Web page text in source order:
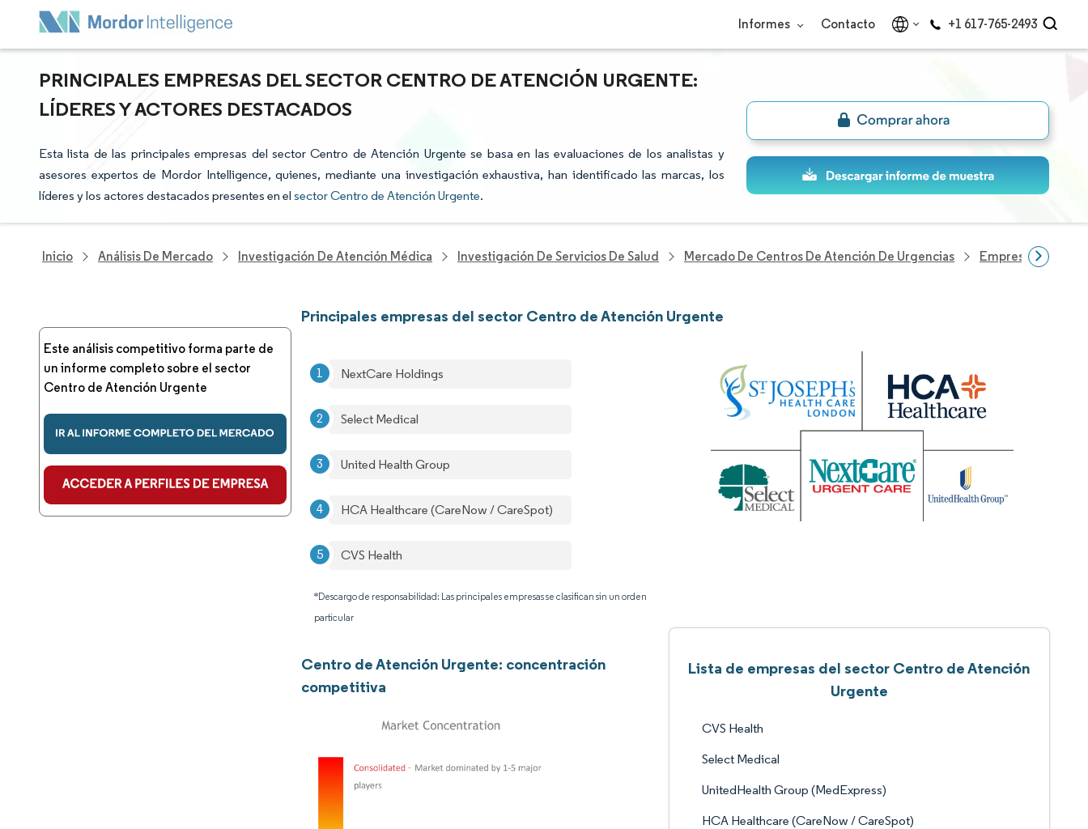
Informes Contacto +1 617-765-2493
PRINCIPALES EMPRESAS DEL SECTOR CENTRO DE ATENCIÓN URGENTE:
LÍDERES Y ACTORES DESTACADOS
Esta lista de las principales empresas del sector Centro de Atención Urgente se basa en las evaluaciones de los analistas y
asesores expertos de Mordor Intelligence, quienes, mediante una investigación exhaustiva, han identificado las marcas, los
líderes y los actores destacados presentes en el sector Centro de Atención Urgente.
Inicio Análisis De Mercado Investigación De Atención Médica Investigación De Servicios De Salud Mercado De Centros De Atención De Urgencias Empresas Del
Este análisis competitivo forma parte de
un informe completo sobre el sector
Centro de Atención Urgente
Principales empresas del sector Centro de Atención Urgente
NextCare Holdings
Select Medical
United Health Group
HCA Healthcare (CareNow / CareSpot)
CVS Health
*Descargo de responsabilidad: Las principales empresas se clasifican sin un orden
particular
Centro de Atención Urgente: concentración
competitiva
Lista de empresas del sector Centro de Atención
Urgente
CVS Health
Select Medical
UnitedHealth Group (MedExpress)
HCA Healthcare (CareNow / CareSpot)